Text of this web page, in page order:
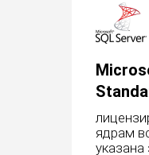
ядрам
указана